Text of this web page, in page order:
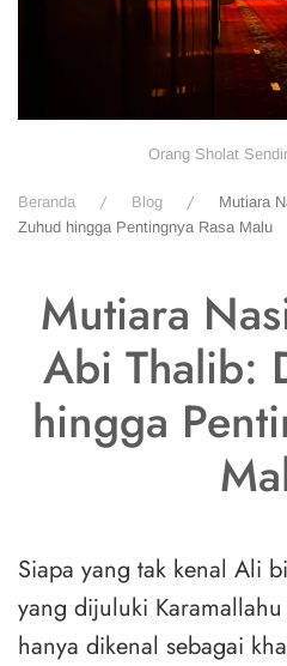
Orang Sholat
Beranda Blog
Mutiara
Zuhud hingga Pentingnya Rasa Malu
Mutiara
Abi Thalib:
hingga
Siapa yang tak kenal Ali
yang dijuluki
hanya dikenal sebagai